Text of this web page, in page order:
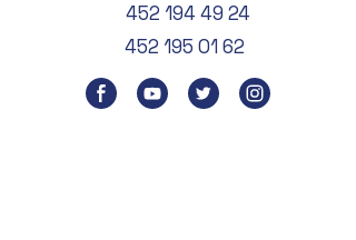
452 194 49 24
452 195 01 62